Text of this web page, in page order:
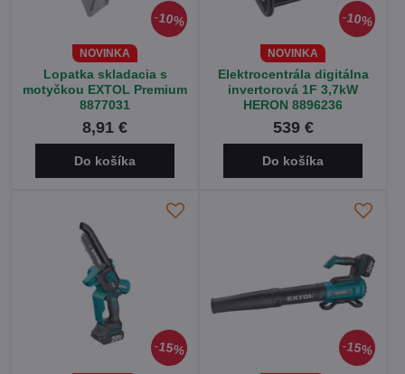
10%
NOVINKA
Lopatka skladacia s
motyčkou EXTOL Premium
8877031
8,91 €
Do košíka
10%
NOVINKA
Elektrocentrála digitálna
invertorová 1F 3,7kW
HERON 8896236
539 €
Do košíka
15% 15%